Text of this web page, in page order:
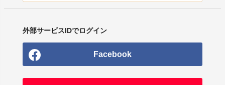
外部サービスIDでログイン
Facebook